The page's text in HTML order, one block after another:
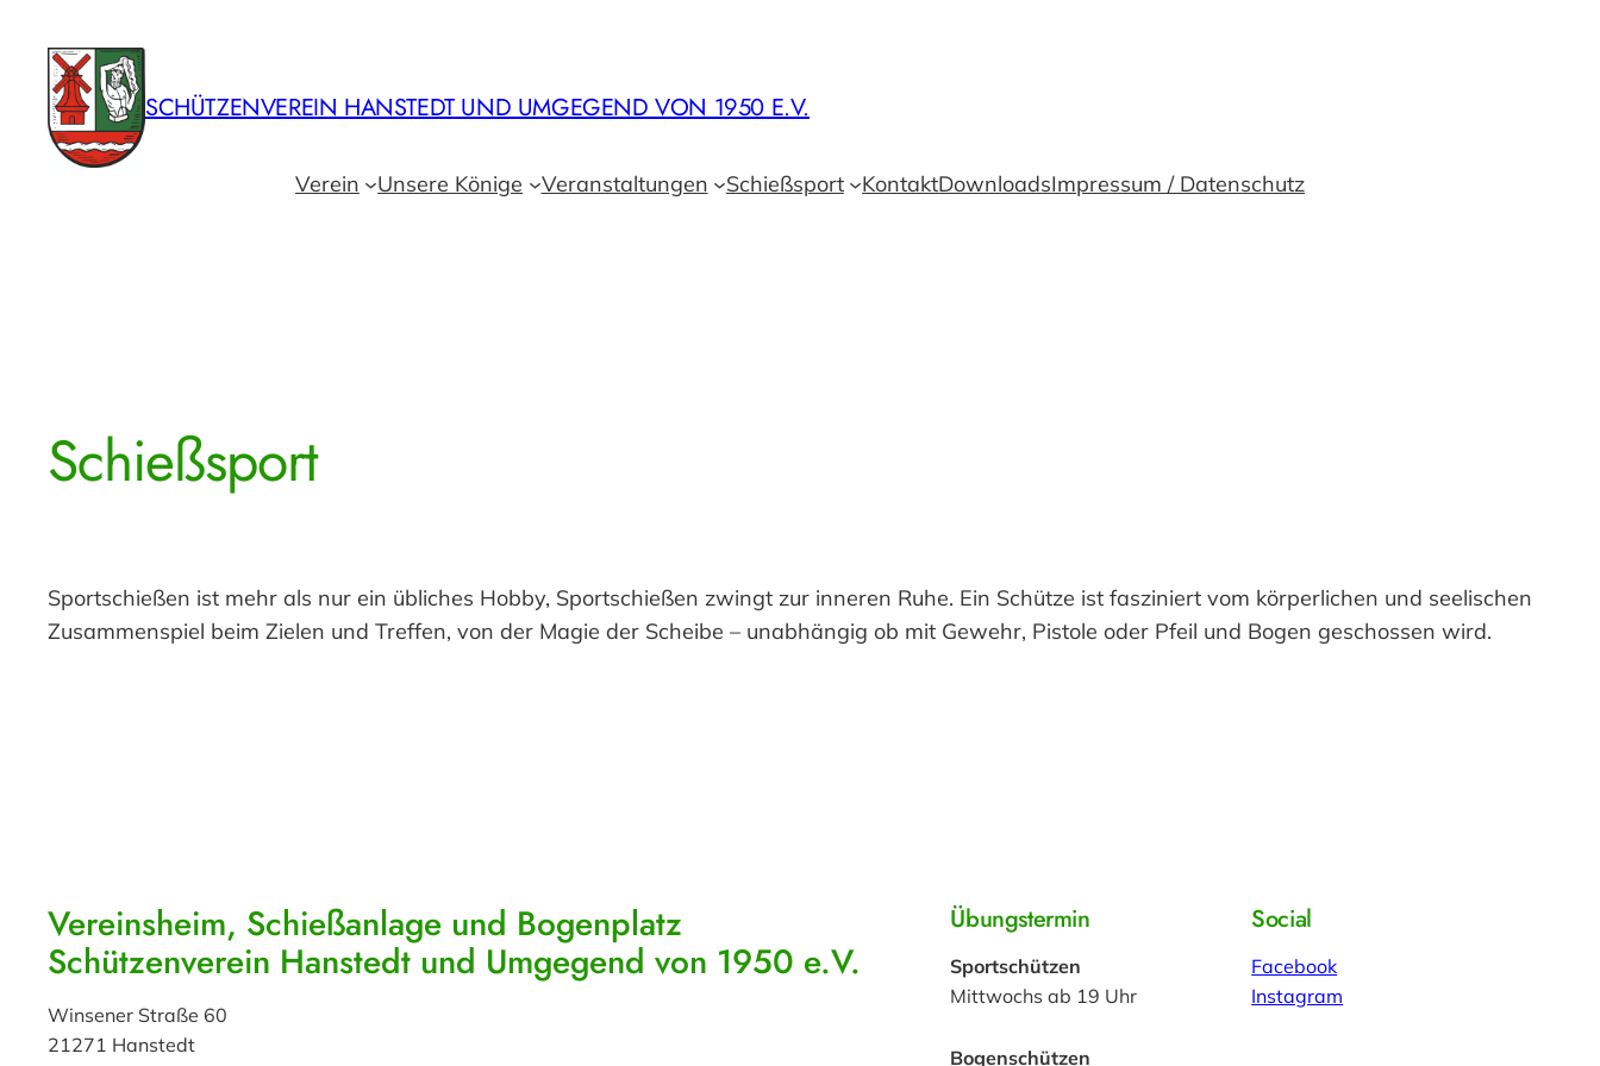
Inhalt
springen
SCHÜTZENVEREIN HANSTEDT UND UMGEGEND VON 1950 E.V.
Verein Unsere Könige Veranstaltungen Schießsport KontaktDownloadsImpressum / Datenschutz
Schießsport
Sportschießen ist mehr als nur ein übliches Hobby, Sportschießen zwingt zur inneren Ruhe. Ein Schütze ist fasziniert vom körperlichen und seelischen
Zusammenspiel beim Zielen und Treffen, von der Magie der Scheibe – unabhängig ob mit Gewehr, Pistole oder Pfeil und Bogen geschossen wird.
Vereinsheim, Schießanlage und Bogenplatz
Schützenverein Hanstedt und Umgegend von 1950 e.V.
Winsener Straße 60
21271 Hanstedt
Übungstermin
Sportschützen
Mittwochs ab 19 Uhr
Bogenschützen
Social
Facebook
Instagram